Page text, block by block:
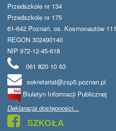
Przedszkole nr 134
Przedszkole nr 175
61-642 Poznań, os. Kosmonautów 111
REGON 302490140
NIP 972-12-45-618
061 820 10 63
sekretariat@zsp5.poznan.pl
Biuletyn Informacji Publicznej
Deklaracja dostępności...
SZKOŁA